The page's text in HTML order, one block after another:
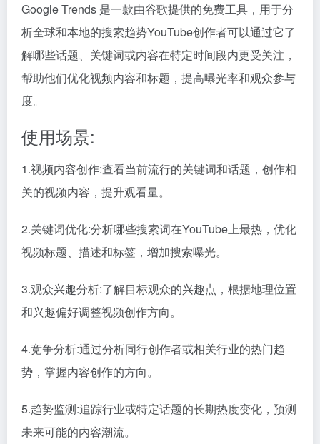
Google Trends 是一款由谷歌提供的免费工具，用于分
析全球和本地的搜索趋势YouTube创作者可以通过它了
解哪些话题、关键词或内容在特定时间段内更受关注，
帮助他们优化视频内容和标题，提高曝光率和观众参与
度。
使用场景:
1.视频内容创作:查看当前流行的关键词和话题，创作相
关的视频内容，提升观看量。
2.关键词优化:分析哪些搜索词在YouTube上最热，优化
视频标题、描述和标签，增加搜索曝光。
3.观众兴趣分析:了解目标观众的兴趣点，根据地理位置
和兴趣偏好调整视频创作方向。
4.竞争分析:通过分析同行创作者或相关行业的热门趋
势，掌握内容创作的方向。
5.趋势监测:追踪行业或特定话题的长期热度变化，预测
未来可能的内容潮流。